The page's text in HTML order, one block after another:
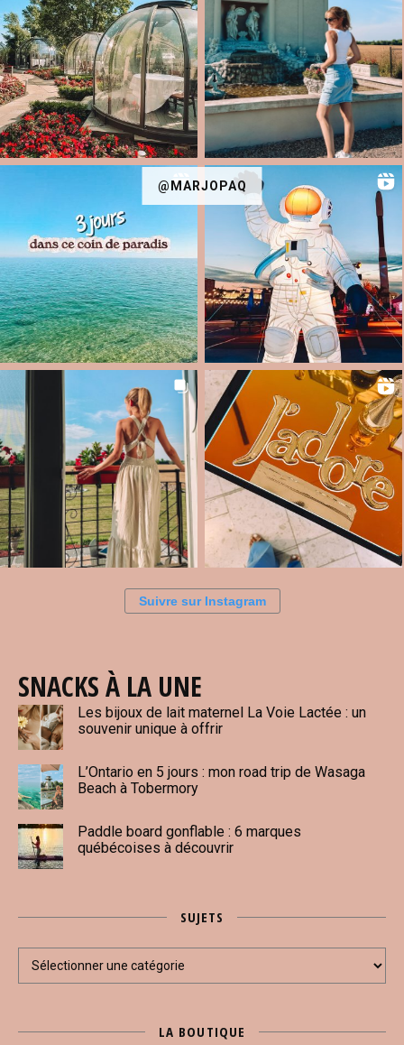
@MARJOPAQ
Suivre sur Instagram
SNACKS À LA UNE
Les bijoux de lait maternel La Voie Lactée : un
souvenir unique à offrir
L’Ontario en 5 jours : mon road trip de Wasaga
Beach à Tobermory
Paddle board gonflable : 6 marques
québécoises à découvrir
SUJETS
Sujets
LA BOUTIQUE